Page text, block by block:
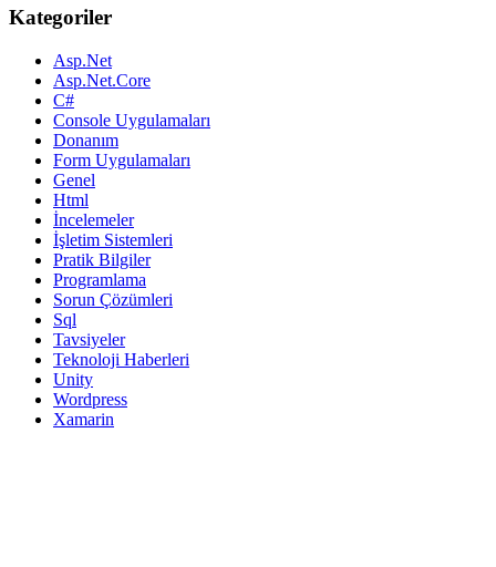
Kategoriler
Asp.Net
Asp.Net.Core
C#
Console Uygulamaları
Donanım
Form Uygulamaları
Genel
Html
İncelemeler
İşletim Sistemleri
Pratik Bilgiler
Programlama
Sorun Çözümleri
Sql
Tavsiyeler
Teknoloji Haberleri
Unity
Wordpress
Xamarin